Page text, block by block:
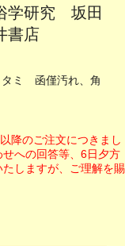
学研究 坂田
書店
ミ 函僅汚れ、角
降のご注文につきまし
への回答等、6日夕方
しますが、ご理解を賜